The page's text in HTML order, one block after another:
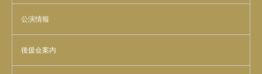
公演情報
後援会案内